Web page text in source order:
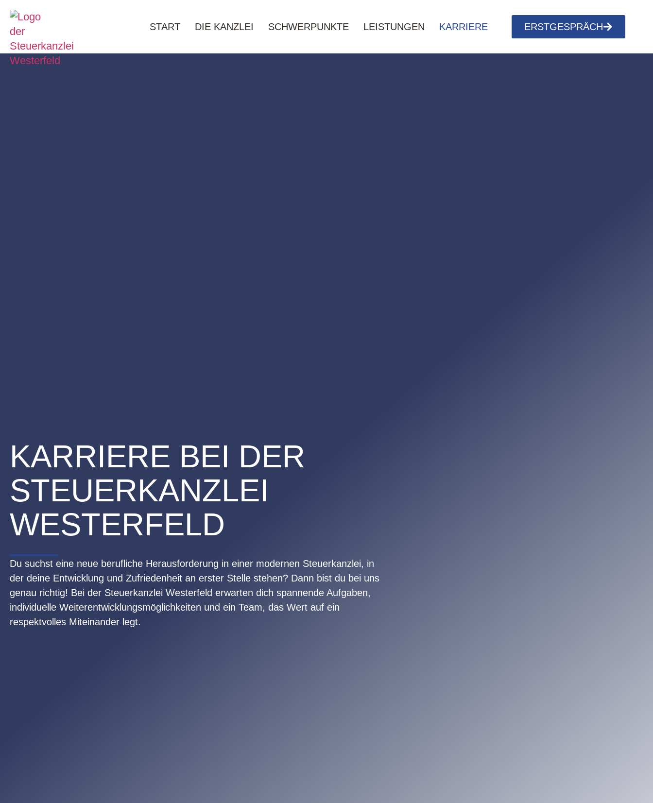
START DIE KANZLEI SCHWERPUNKTE LEISTUNGEN KARRIERE ERSTGESPRÄCH
KARRIERE BEI DER
STEUERKANZLEI
WESTERFELD
Du suchst eine neue berufliche Herausforderung in einer modernen Steuerkanzlei, in
der deine Entwicklung und Zufriedenheit an erster Stelle stehen? Dann bist du bei uns
genau richtig! Bei der Steuerkanzlei Westerfeld erwarten dich spannende Aufgaben,
individuelle Weiterentwicklungsmöglichkeiten und ein Team, das Wert auf ein
respektvolles Miteinander legt.